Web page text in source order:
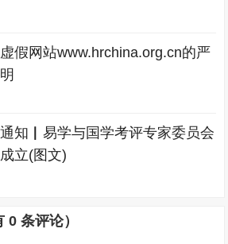
假网站www.hrchina.org.cn的严
知▏易学与国学考评专家委员会
立(图文)
0 条评论）